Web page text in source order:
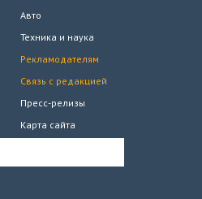
Авто
Техника и наука
Рекламодателям
Связь с редакцией
Пресс-релизы
Карта сайта